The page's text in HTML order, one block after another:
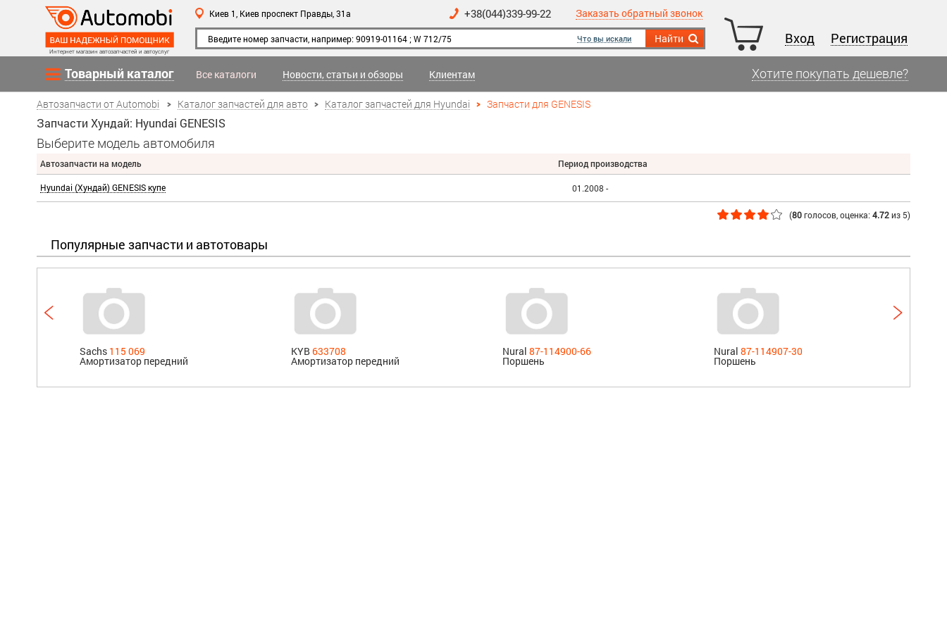
Интернет магазин автозапчастей и автоуслуг
Киев 1, Киевпроспект Правды, 31а +38(044)339-99-22
Заказать обратный звонок
Найти
Что вы искали
Товарный каталог Все каталоги Новости, статьи и обзоры Клиентам
Вход Регистрация
Хотите покупать дешевле?
Автозапчасти от Automobi Каталог запчастей для авто Каталог запчастей для Hyundai Запчасти для GENESIS
Запчасти Хундай: Hyundai GENESIS
Выберите модель автомобиля
Автозапчасти на модель Период производства
Hyundai (Хундай) GENESIS купе 01.2008 -
(80голосов , оценка: 4.72из 5)
Популярные запчасти и автотовары
Sachs 115 069
Амортизатор передний
KYB633708
Амортизатор передний
Nural 87-114900-66
Поршень
Nural 87-114907-30
Поршень